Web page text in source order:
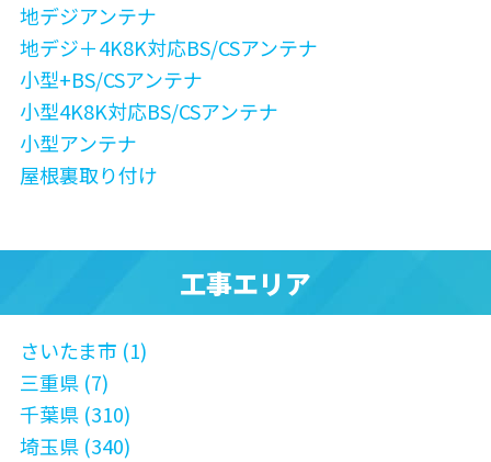
地デジアンテナ
地デジ＋4K8K対応BS/CSアンテナ
小型+BS/CSアンテナ
小型4K8K対応BS/CSアンテナ
小型アンテナ
屋根裏取り付け
工事エリア
さいたま市 (1)
三重県 (7)
千葉県 (310)
埼玉県 (340)